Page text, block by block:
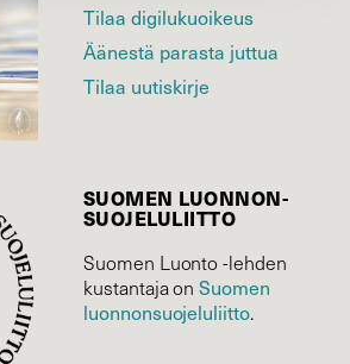
Tilaa digilukuoikeus
Äänestä parasta juttua
Tilaa uutiskirje
SUOMEN LUONNON­
SUOJELU­LIITTO
Suomen Luonto -lehden
kustantaja onSuomen
luonnonsuojelu­liitto.